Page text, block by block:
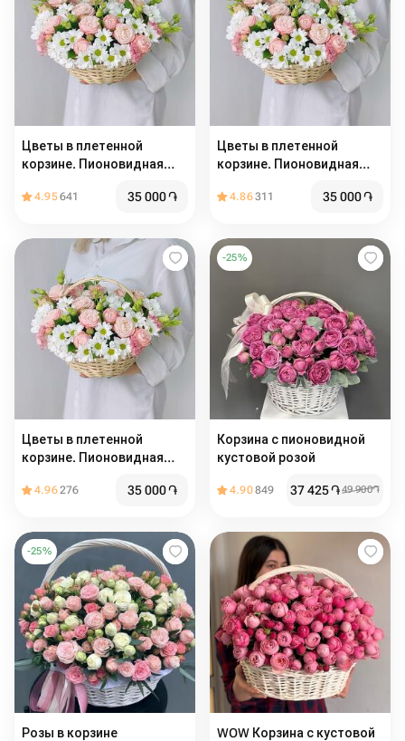
Цветы в плетенной
корзине. Пионовидная
бомбастик и хризантема
4.95641 35 000֏
Цветы в плетенной
корзине. Пионовидная
бомбастик и хризантема
4.86311 35 000֏
Цветы в плетенной
корзине. Пионовидная
бомбастик и хризантема
4.96276 35 000֏
-25%
Корзина с пионовидной
кустовой розой
4.90849 37 425֏49 900֏
-25%
Розы в корзине
WOW Корзина с кустовой